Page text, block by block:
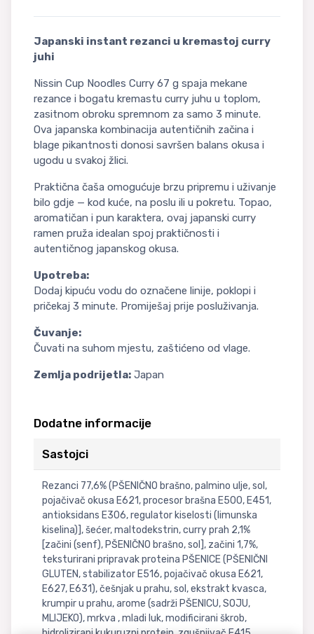
Japanski instant rezanci u kremastoj curry
juhi
Nissin Cup Noodles Curry 67 g spaja mekane
rezance i bogatu kremastu curry juhu u toplom,
zasitnom obroku spremnom za samo 3 minute.
Ova japanska kombinacija autentičnih začina i
blage pikantnosti donosi savršen balans okusa i
ugodu u svakoj žlici.
Praktična čaša omogućuje brzu pripremu i uživanje
bilo gdje — kod kuće, na poslu ili u pokretu. Topao,
aromatičan i pun karaktera, ovaj japanski curry
ramen pruža idealan spoj praktičnosti i
autentičnog japanskog okusa.
Upotreba:
Dodaj kipuću vodu do označene linije, poklopi i
pričekaj 3 minute. Promiješaj prije posluživanja.
Čuvanje:
Čuvati na suhom mjestu, zaštićeno od vlage.
Zemlja podrijetla: Japan
Dodatne informacije
Sastojci
Rezanci 77,6% (PŠENIČNO brašno, palmino ulje, sol,
pojačivač okusa E621, procesor brašna E500, E451,
antioksidans E306, regulator kiselosti (limunska
kiselina)], šećer, maltodekstrin, curry prah 2,1%
[začini (senf), PŠENIČNO brašno, sol], začini 1,7%,
teksturirani pripravak proteina PŠENICE (PŠENIČNI
GLUTEN, stabilizator E516, pojačivač okusa E621,
E627, E631), češnjak u prahu, sol, ekstrakt kvasca,
krumpir u prahu, arome (sadrži PŠENICU, SOJU,
MLIJEKO), mrkva , mladi luk, modificirani škrob,